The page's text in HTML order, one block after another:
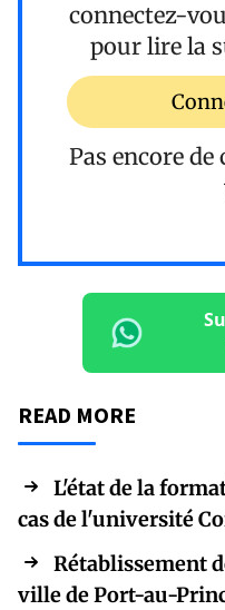
connectez-
pour lire la
Pas encore de
READ MORE
L'état de la
cas de l'université
Rétablissement
ville de Port-au-